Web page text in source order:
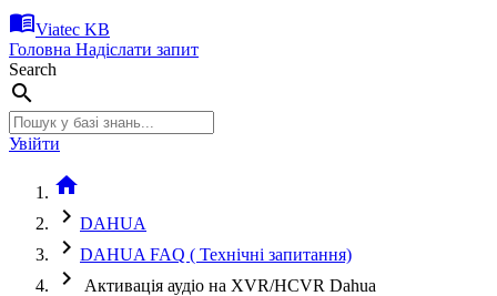
menu_bookViatec KB
Головна Надіслати запит
Search
search
Увійти
home
chevron_right DAHUA
chevron_right DAHUA FAQ ( Технічні запитання)
chevron_right Активація аудіо на XVR/HCVR Dahua